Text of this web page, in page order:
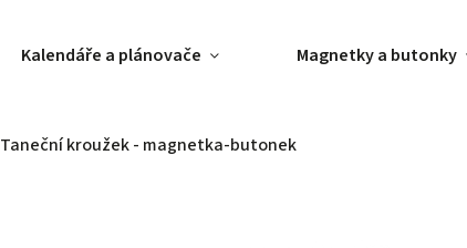
Kalendáře a plánovače Magnetky a butonky
Taneční kroužek - magnetka-butonek